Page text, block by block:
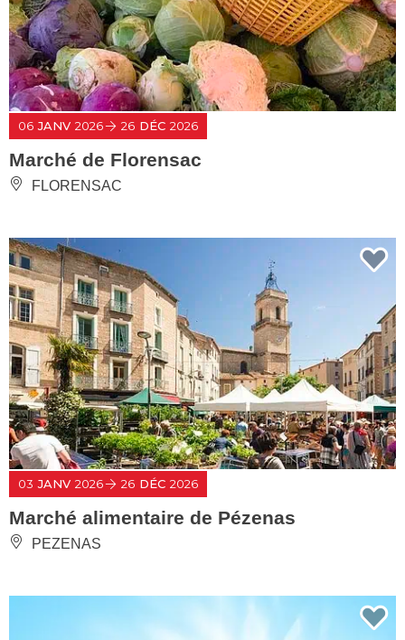
06 JANV 2026 26 DÉC 2026
Marché de Florensac
FLORENSAC
03 JANV 2026 26 DÉC 2026
Marché alimentaire de Pézenas
PEZENAS